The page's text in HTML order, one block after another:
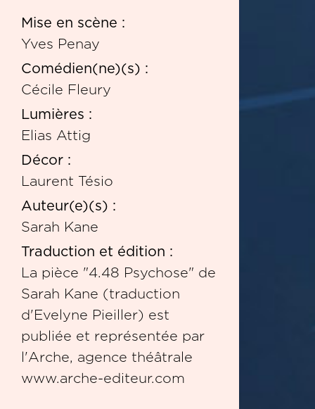
Mise en scène :
Yves Penay
Comédien(ne)(s) :
Cécile Fleury
Lumières :
Elias Attig
Décor :
Laurent Tésio
Auteur(e)(s) :
Sarah Kane
Traduction et édition :
La pièce "4.48 Psychose" de
Sarah Kane (traduction
d'Evelyne Pieiller) est
publiée et représentée par
l'Arche, agence théâtrale
www.arche-editeur.com